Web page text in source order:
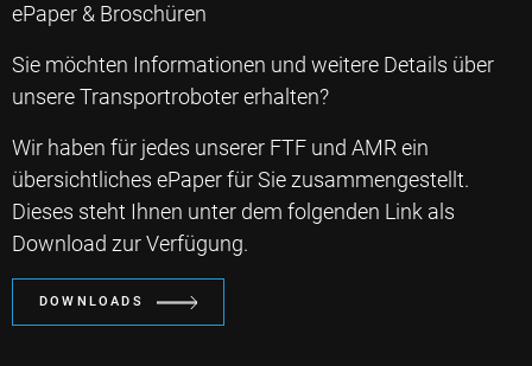
ePaper & Broschüren
Sie möchten Informationen und weitere Details über
unsere Transportroboter erhalten?
Wir haben für jedes unserer FTF und AMR ein
übersichtliches ePaper für Sie zusammengestellt.
Dieses steht Ihnen unter dem folgenden Link als
Download zur Verfügung.
DOWNLOADS